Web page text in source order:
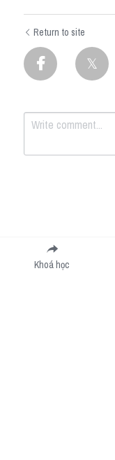
Return to site
Submit
Khoá học